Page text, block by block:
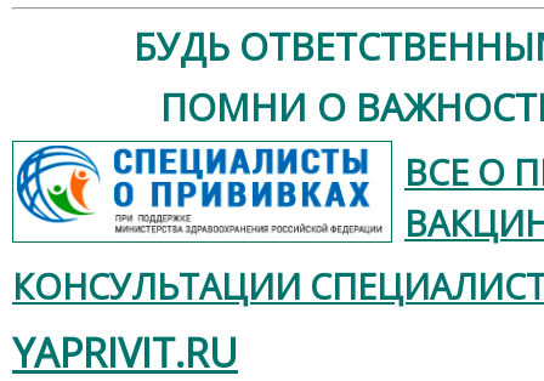
БУДЬ
ПОМНИ О
ВСЕ О
КОНСУЛЬТАЦИИ
YAPRIVIT.RU